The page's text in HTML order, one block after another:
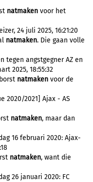
natmaken voor het
24 juli 2025, 16:21:20
natmaken. Die gaan volle
tegen angstgegner AZ en
2025, 18:55:32
natmaken voor de
2020/2021] Ajax - AS
natmaken, maar dan
16 februari 2020: Ajax-
natmaken, want die
26 januari 2020: FC